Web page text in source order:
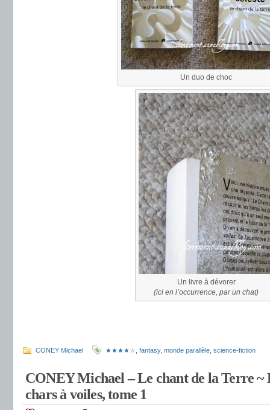
Un duo de choc
Un livre à dévorer
(ici en l’occurrence, par un chat)
CONEY Michael ★★★★☆ fantasy, monde parallèle science-fiction
CONEY Michael – Le chant de la Terre ~
chars à voiles, tome 1